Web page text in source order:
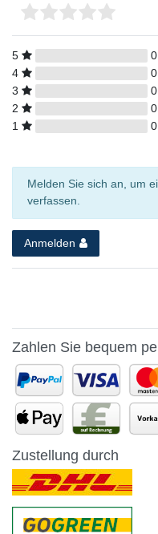
5
0
4
0
3
0
2
0
1
0
Melden Sie sich an, um
verfassen.
Anmelden
Zahlen Sie bequem
Zustellung durch